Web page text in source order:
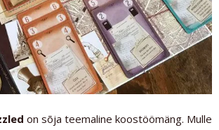
on sõja teemaline koostöömäng. Mulle